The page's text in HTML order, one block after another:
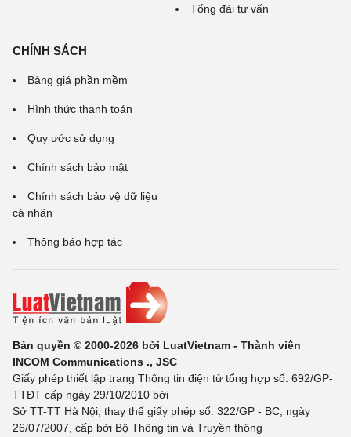
Tổng đài tư vấn
CHÍNH SÁCH
Bảng giá phần mềm
Hình thức thanh toán
Quy ước sử dụng
Chính sách bảo mật
Chính sách bảo vệ dữ liệu
cá nhân
Thông báo hợp tác
Bản quyền © 2000-2026 bởi LuatVietnam - Thành viên
INCOM Communications ., JSC
Giấy phép thiết lập trang Thông tin điện tử tổng hợp số: 692/GP-
TTĐT cấp ngày 29/10/2010 bởi
Sở TT-TT Hà Nội, thay thế giấy phép số: 322/GP - BC, ngày
26/07/2007, cấp bởi Bộ Thông tin và Truyền thông